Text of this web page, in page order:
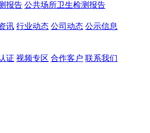
报告 公共场所卫生检测报告
讯 行业动态 公司动态 公示信息
证 视频专区 合作客户 联系我们